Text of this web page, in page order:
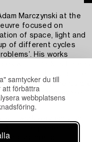
samtycker du till
att förbättra
webbplatsens
Marczynski at the
focused on
of space, light and
of different cycles
His works
which mark out areas
of colour. Through the
arrangements are
like irradiation evoke
work very early on
in the present work,
square or